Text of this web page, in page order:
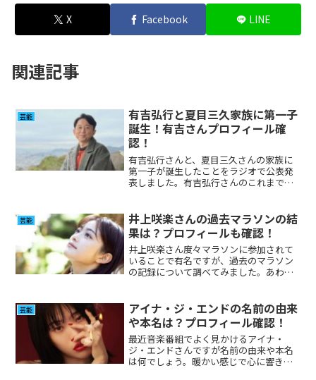
X
Facebook LINE
関連記事
芸能
有吉弘行と夏目三久家族に第一子
誕生！有吉さんプロフィール確
認！
有吉弘行さんと、夏目三久さんの家族に
第一子が誕生したことをラジオで公表発
表しました。有吉弘行さんのこれまでの
芸能
井上咲楽さんの過去マラソンの結
果は？プロフィールも確認！
井上咲楽さん度々マラソンに参加されて
いることで有名ですが、過去のマラソン
の記録について調べてみました。あわせ
芸能
アイナ・ジ・エンドの名前の由来
や本名は？プロフィール確認！
最近音楽番組でよく見かけるアイナ・
ジ・エンドさんですが名前の由来や本名
は何でしょう。暖かい感じで心に響き、